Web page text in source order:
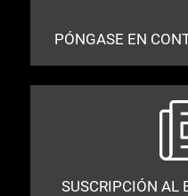
PÓNGASE EN
SUSCRIPCIÓN AL